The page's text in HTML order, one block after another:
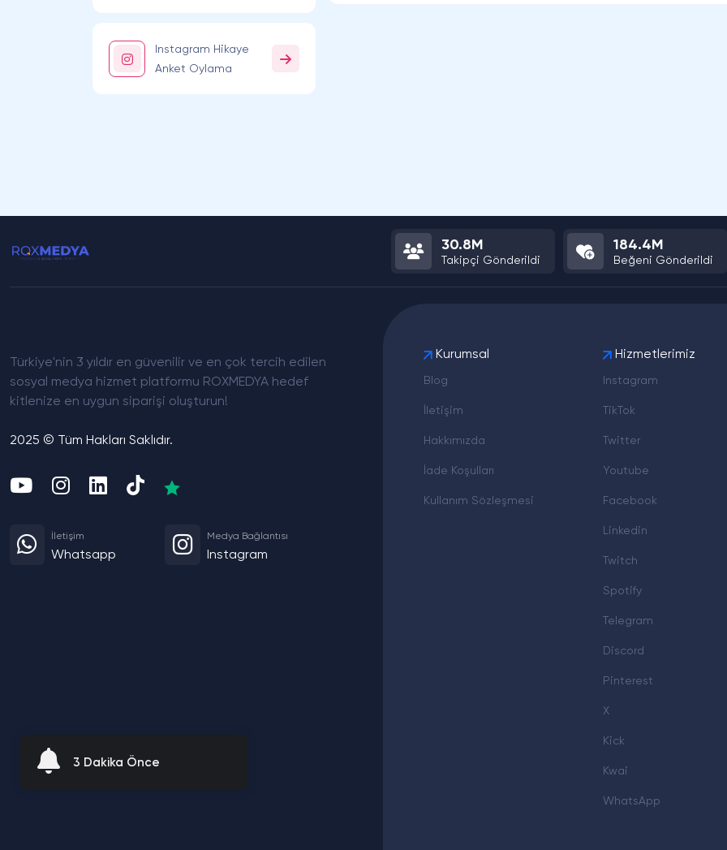
Instagram Hikaye
Anket Oylama
30.8M
Takipçi Gönderildi
184.4M
Beğeni Gönderildi
Türkiye'nin 3 yıldır en güvenilir ve en çok tercih edilen
sosyal medya hizmet platformu ROXMEDYA hedef
kitlenize en uygun siparişi oluşturun!
2025 © Tüm Hakları Saklıdır.
İletişim
Whatsapp
Medya Bağlantısı
Instagram
Kurumsal
Blog
İletişim
Hakkımızda
İade Koşulları
Kullanım Sözleşmesi
Hizmetlerimiz
Instagram
TikTok
Twitter
Youtube
Facebook
Linkedin
Twitch
Spotify
Telegram
Discord
Pinterest
X
Kick
Kwai
WhatsApp
3 Dakika Önce